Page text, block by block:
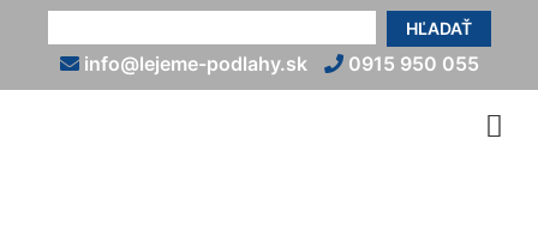
HĽADAŤ
info@lejeme-podlahy.sk 0915 950 055